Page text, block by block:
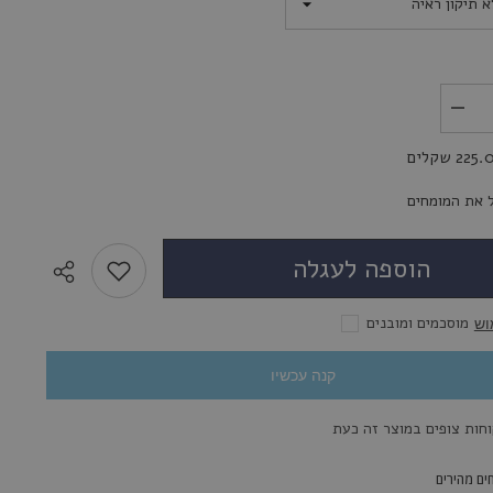
את
הכמות
עבור
Hidrocor
עדשות
צבעוניות
שקלים
את המומחים
הוספה לעגלה
מוסכמים ומובנים
קנה עכשיו
מהירים